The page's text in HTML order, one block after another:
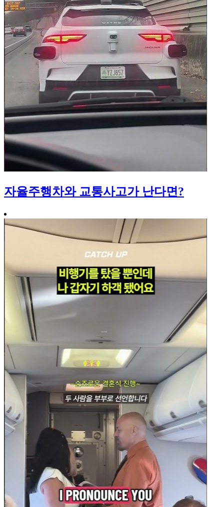
자율주행차와 교통사고가 난다면?